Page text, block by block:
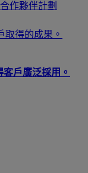
作夥伴計劃
取得的成果。
戶廣泛採用。